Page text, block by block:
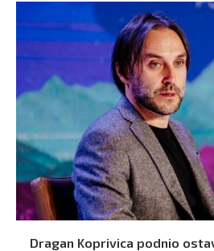
Dragan Koprivica podnio